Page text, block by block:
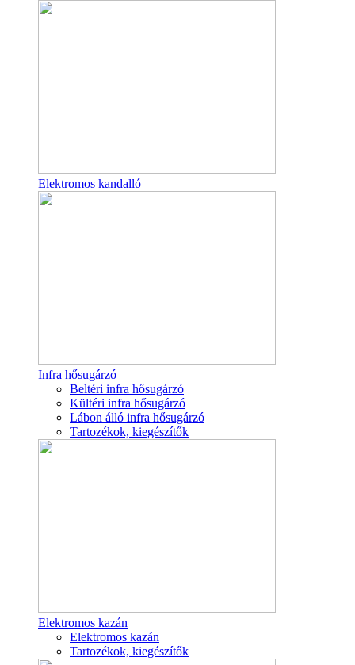
Elektromos kandalló
Infra hősugárzó
Beltéri infra hősugárzó
Kültéri infra hősugárzó
Lábon álló infra hősugárzó
Tartozékok, kiegészítők
Elektromos kazán
Elektromos kazán
Tartozékok, kiegészítők